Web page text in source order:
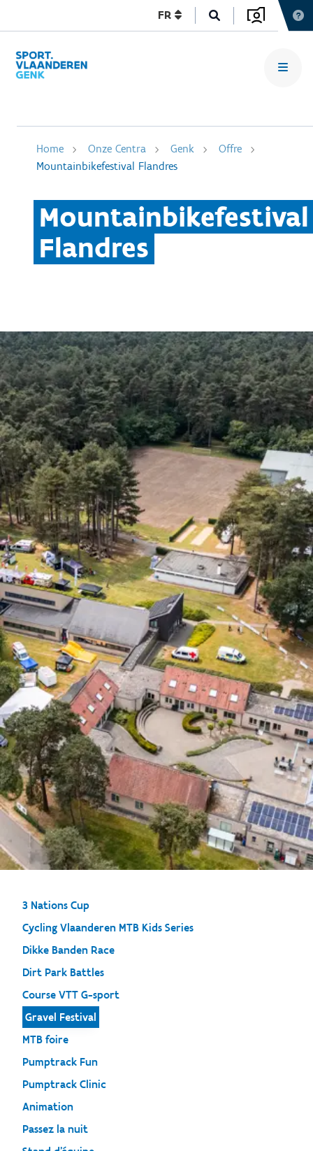
FR
Home Onze Centra Genk
Offre
Mountainbikefestival Flandres
Mountainbikefestival
Flandres
3 Nations Cup
Cycling Vlaanderen MTB Kids Series
Dikke Banden Race
Dirt Park Battles
Course VTT G-sport
Gravel Festival
MTB foire
Pumptrack Fun
Pumptrack Clinic
Animation
Passez la nuit